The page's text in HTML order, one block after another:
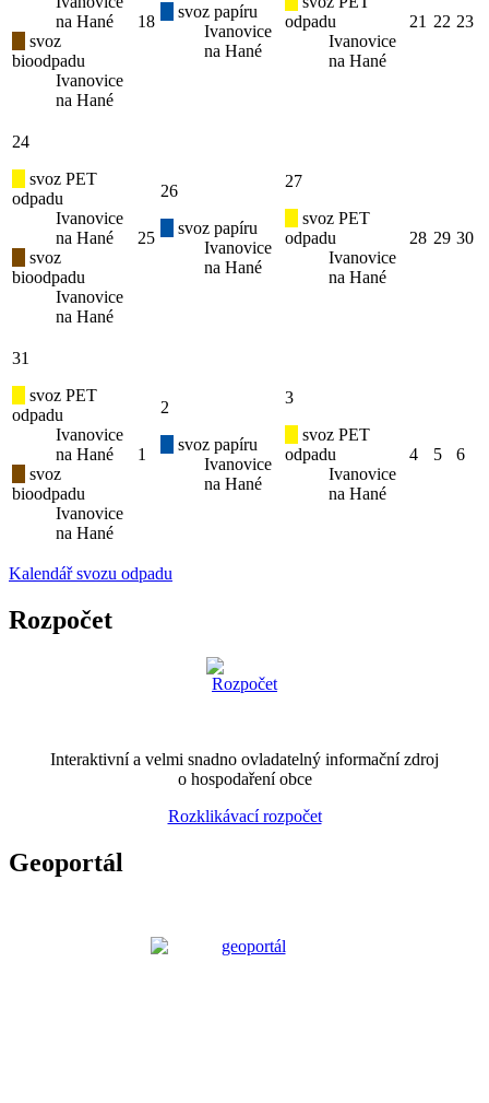
na Hané
svoz
bioodpadu
Ivanovice
na Hané
18
svoz papíru
Ivanovice
na Hané
odpadu
Ivanovice
na Hané
21 22 23
24
svoz PET
odpadu
Ivanovice
na Hané
svoz
bioodpadu
Ivanovice
na Hané
25
26
svoz papíru
Ivanovice
na Hané
27
svoz PET
odpadu
Ivanovice
na Hané
28 29 30
31
svoz PET
odpadu
Ivanovice
na Hané
svoz
bioodpadu
Ivanovice
na Hané
1
2
svoz papíru
Ivanovice
na Hané
3
svoz PET
odpadu
Ivanovice
na Hané
4 5 6
Kalendář svozu odpadu
Rozpočet
Interaktivní a velmi snadno ovladatelný informační zdroj
o hospodaření obce
Rozklikávací rozpočet
Geoportál